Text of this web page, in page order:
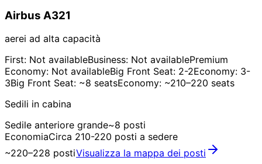
Airbus A321
aerei ad alta capacità
First: Not availableBusiness: Not availablePremium
Economy: Not availableBig Front Seat: 2-2Economy: 3-
3Big Front Seat: ~8 seatsEconomy: ~210–220 seats
Sedili in cabina
Sedile anteriore grande~8 posti
EconomiaCirca 210-220 posti a sedere
~220–228 postiVisualizza la mappa dei posti